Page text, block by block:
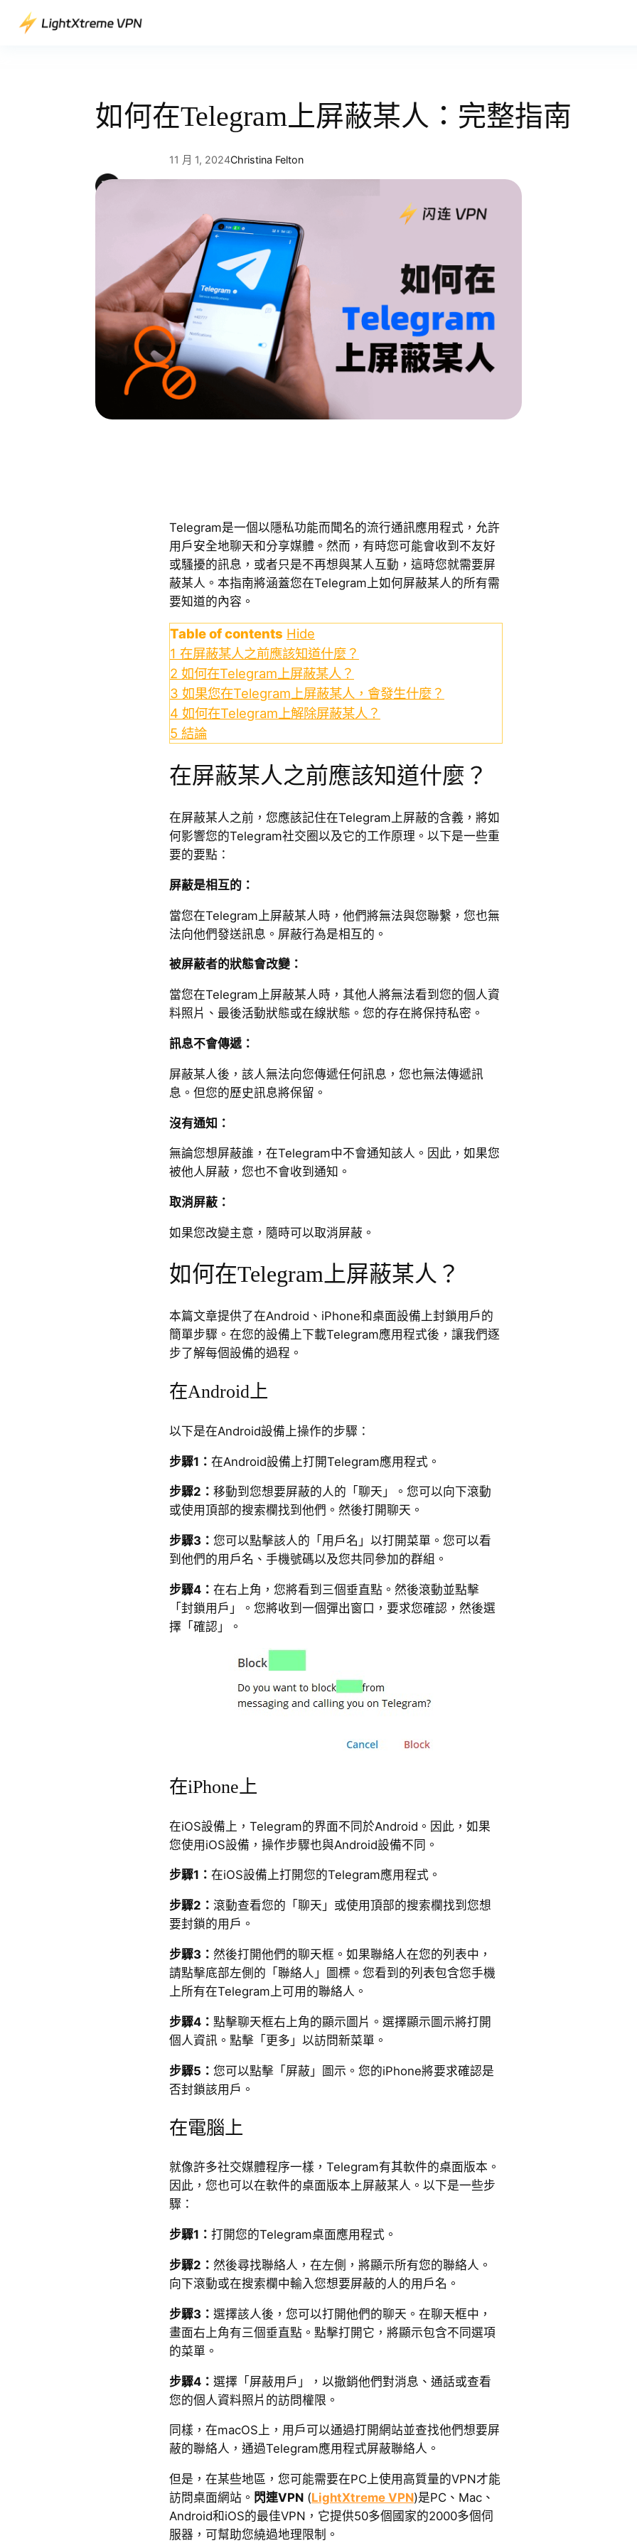
如何在Telegram上屏蔽某人：完整指南
11 月 1, 2024Christina Felton
Telegram是一個以隱私功能而聞名的流行通訊應用程式，允許
用戶安全地聊天和分享媒體。然而，有時您可能會收到不友好
或騷擾的訊息，或者只是不再想與某人互動，這時您就需要屏
蔽某人。本指南將涵蓋您在Telegram上如何屏蔽某人的所有需
要知道的內容。
Table of contents Hide
1 在屏蔽某人之前應該知道什麼？
2 如何在Telegram上屏蔽某人？
3 如果您在Telegram上屏蔽某人，會發生什麼？
4 如何在Telegram上解除屏蔽某人？
5 結論
在屏蔽某人之前應該知道什麼？
在屏蔽某人之前，您應該記住在Telegram上屏蔽的含義，將如
何影響您的Telegram社交圈以及它的工作原理。以下是一些重
要的要點：
屏蔽是相互的：
當您在Telegram上屏蔽某人時，他們將無法與您聯繫，您也無
法向他們發送訊息。屏蔽行為是相互的。
被屏蔽者的狀態會改變：
當您在Telegram上屏蔽某人時，其他人將無法看到您的個人資
料照片、最後活動狀態或在線狀態。您的存在將保持私密。
訊息不會傳遞：
屏蔽某人後，該人無法向您傳遞任何訊息，您也無法傳遞訊
息。但您的歷史訊息將保留。
沒有通知：
無論您想屏蔽誰，在Telegram中不會通知該人。因此，如果您
被他人屏蔽，您也不會收到通知。
取消屏蔽：
如果您改變主意，隨時可以取消屏蔽。
如何在Telegram上屏蔽某人？
本篇文章提供了在Android、iPhone和桌面設備上封鎖用戶的
簡單步驟。在您的設備上下載Telegram應用程式後，讓我們逐
步了解每個設備的過程。
在Android上
以下是在Android設備上操作的步驟：
步驟1： 在Android設備上打開Telegram應用程式。
步驟2： 移動到您想要屏蔽的人的「聊天」。您可以向下滾動
或使用頂部的搜索欄找到他們。然後打開聊天。
步驟3： 您可以點擊該人的「用戶名」以打開菜單。您可以看
到他們的用戶名、手機號碼以及您共同參加的群組。
步驟4： 在右上角，您將看到三個垂直點。然後滾動並點擊
「封鎖用戶」。您將收到一個彈出窗口，要求您確認，然後選
擇「確認」。
在iPhone上
在iOS設備上，Telegram的界面不同於Android。因此，如果
您使用iOS設備，操作步驟也與Android設備不同。
步驟1： 在iOS設備上打開您的Telegram應用程式。
步驟2： 滾動查看您的「聊天」或使用頂部的搜索欄找到您想
要封鎖的用戶。
步驟3： 然後打開他們的聊天框。如果聯絡人在您的列表中，
請點擊底部左側的「聯絡人」圖標。您看到的列表包含您手機
上所有在Telegram上可用的聯絡人。
步驟4： 點擊聊天框右上角的顯示圖片。選擇顯示圖示將打開
個人資訊。點擊「更多」以訪問新菜單。
步驟5： 您可以點擊「屏蔽」圖示。您的iPhone將要求確認是
否封鎖該用戶。
在電腦上
就像許多社交媒體程序一樣，Telegram有其軟件的桌面版本。
因此，您也可以在軟件的桌面版本上屏蔽某人。以下是一些步
驟：
步驟1： 打開您的Telegram桌面應用程式。
步驟2： 然後尋找聯絡人，在左側，將顯示所有您的聯絡人。
向下滾動或在搜索欄中輸入您想要屏蔽的人的用戶名。
步驟3： 選擇該人後，您可以打開他們的聊天。在聊天框中，
畫面右上角有三個垂直點。點擊打開它，將顯示包含不同選項
的菜單。
步驟4： 選擇「屏蔽用戶」，以撤銷他們對消息、通話或查看
您的個人資料照片的訪問權限。
同樣，在macOS上，用戶可以通過打開網站並查找他們想要屏
蔽的聯絡人，通過Telegram應用程式屏蔽聯絡人。
但是，在某些地區，您可能需要在PC上使用高質量的VPN才能
訪問桌面網站。 閃連VPN (LightXtreme VPN)是PC、Mac、
Android和iOS的最佳VPN，它提供50多個國家的2000多個伺
服器，可幫助您繞過地理限制。